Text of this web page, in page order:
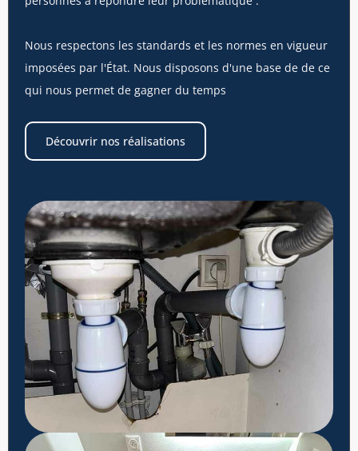
Nous respectons les standards et les normes en vigueur
imposées par l'État. Nous disposons d'une base de de ce
qui nous permet de gagner du temps
Découvrir nos réalisations